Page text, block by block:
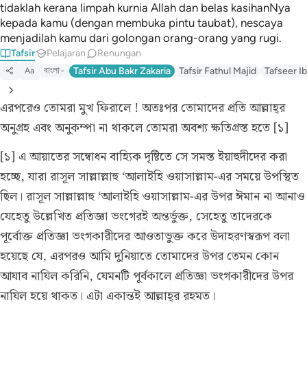
tidaklah kerana limpah kurnia Allah dan belas kasihanNya
kepada kamu (dengan membuka pintu taubat), nescaya
menjadilah kamu dari golongan orang-orang yang rugi.
Tafsir Pelajaran Renungan
Aa বাংলা Tafsir Abu Bakr Zakaria Tafsir Fathul Majid Tafseer
এরপরেও তোমরা মুখ ফিরালে ! অতঃপর তোমাদের প্রতি আল্লাহ্‌র
অনুগ্রহ এবং অনুকম্পা না থাকলে তোমরা অবশ্য ক্ষতিগ্রস্ত হতে [১]
[১] এ আয়াতের সম্বোধন বাহ্যিক দৃষ্টিতে সে সমস্ত ইয়াহুদীদের করা
হচ্ছে, যারা রাসূল সাল্লাল্লাহু ‘আলাইহি ওয়াসাল্লাম-এর সময়ে উপস্থিত
ছিল। রাসূল সাল্লাল্লাহু ‘আলাইহি ওয়াসাল্লাম-এর উপর ঈমান না আনাও
যেহেতু উল্লেখিত প্রতিজ্ঞা ভংগেরই অন্তর্ভুক্ত, সেহেতু তাদেরকে
পূর্বোক্ত প্রতিজ্ঞা ভংগকারীদের আওতাভুক্ত করে উদাহরণস্বরূপ বলা
হয়েছে যে, এরপরও আমি দুনিয়াতে তোমাদের উপর তেমন কোন
আযাব নাযিল করিনি, যেমনটি পূর্বকালে প্রতিজ্ঞা ভংগকারীদের উপর
নাযিল হয়ে থাকত। এটা একান্তই আল্লাহ্‌র রহমত।